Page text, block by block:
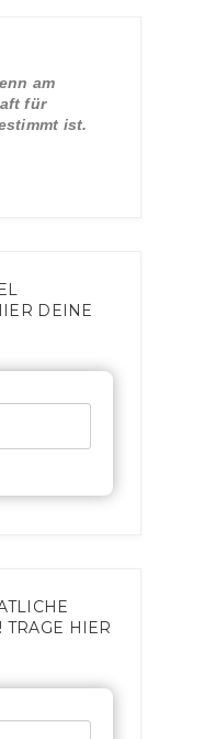
am
für
ist.
DEINE
HIER